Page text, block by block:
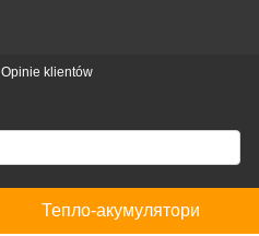
Opinie klientów
Тепло-акумулятори